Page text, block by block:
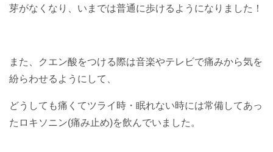
芽がなくなり、いまでは普通に歩けるようになりました！
また、クエン酸をつける際は音楽やテレビで痛みから気を
紛らわせるようにして、
どうしても痛くてツライ時・眠れない時には常備してあっ
たロキソニン(痛み止め)を飲んでいました。